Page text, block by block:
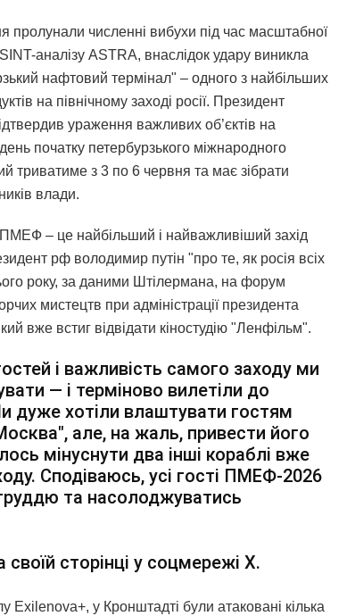
пролунали численні вибухи під час масштабної
аналізу ASTRA, внаслідок удару виникла
нафтовий термінал" – одного з найбільших
на північному заході росії. Президент
ураження важливих об’єктів на
день початку петербурзького міжнародного
триватиме з 3 по 6 червня та має зібрати
влади.
– це найбільший і найважливіший захід
рф володимир путін "про те, як росія всіх
року, за даними Штілермана, на форум
мистецтв при адміністрації президента
вже встиг відвідати кіностудію "Ленфільм".
і важливість самого заходу ми
— і терміново вилетіли до
дуже хотіли влаштувати гостям
але, на жаль, привести його
мінуснути два інші кораблі вже
Сподіваюсь, усі гості ПМЕФ-2026
та насолоджуватись
сторінці у соцмережі Х.
Exilenova+, у Кронштадті були атаковані кілька